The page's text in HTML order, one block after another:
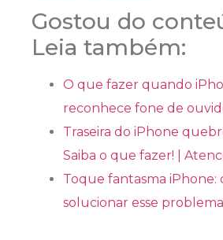
Gostou do
Leia também:
O que fazer quando
reconhece fone de
Traseira do iPhone
Saiba o que fazer! |
Toque fantasma iPhone:
solucionar esse